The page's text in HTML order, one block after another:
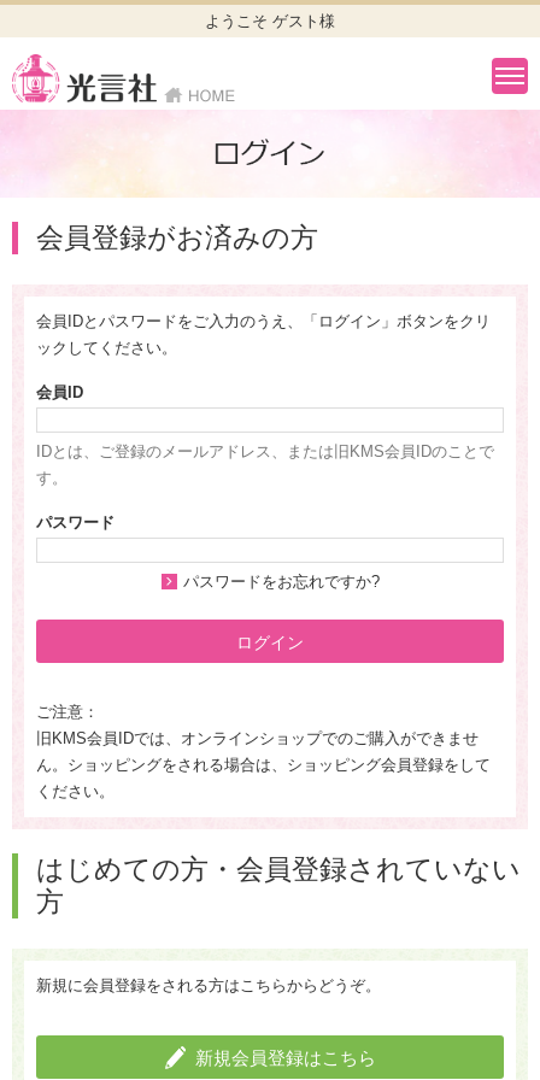
ようこそ ゲスト様
会員登録がお済みの方
会員IDとパスワードをご入力のうえ、「ログイン」ボタンをクリ
ックしてください。
会員ID
IDとは、ご登録のメールアドレス、または旧KMS会員IDのことで
す。
パスワード
パスワードをお忘れですか?
ログイン
ご注意：
旧KMS会員IDでは、オンラインショップでのご購入ができませ
ん。ショッピングをされる場合は、ショッピング会員登録をして
ください。
はじめての方・会員登録されていない
方
新規に会員登録をされる方はこちらからどうぞ。
新規会員登録はこちら